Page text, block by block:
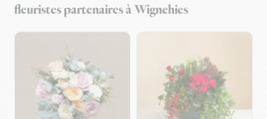
fleuristes partenaires à Wignehies